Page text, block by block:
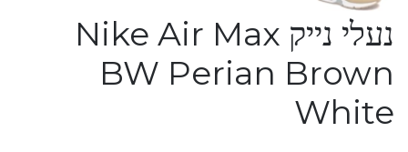
נעלי נייק Nike Air Max
BW Perian Brown
White